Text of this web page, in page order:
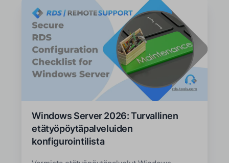
Windows Server 2026: Turvallinen
etätyöpöytäpalveluiden
konfigurointilista